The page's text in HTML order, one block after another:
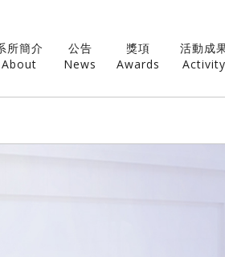
所簡介
About
公告
News
獎項
Awards
活動成
Activity